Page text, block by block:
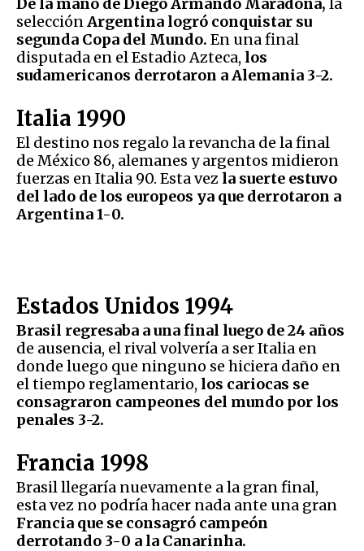
selecciónArgentina logró conquistar su
segunda Copa del Mundo. En una final
disputada en el Estadio Azteca, los
sudamericanos derrotaron a Alemania 3-2.
Italia 1990
El destino nos regalo la revancha de la final
de México 86, alemanes y argentos midieron
fuerzas en Italia 90. Esta vez la suerte estuvo
del lado de los europeos ya que derrotaron a
Argentina 1-0.
Estados Unidos 1994
Brasil regresaba a una final luego de 24 años
de ausencia, el rival volvería a ser Italia en
donde luego que ninguno se hiciera daño en
el tiempo reglamentario, los cariocas se
consagraron campeones del mundo por los
penales 3-2.
Francia 1998
Brasil llegaría nuevamente a la gran final,
esta vez no podría hacer nada ante una gran
Francia que se consagró campeón
derrotando 3-0 a la Canarinha.